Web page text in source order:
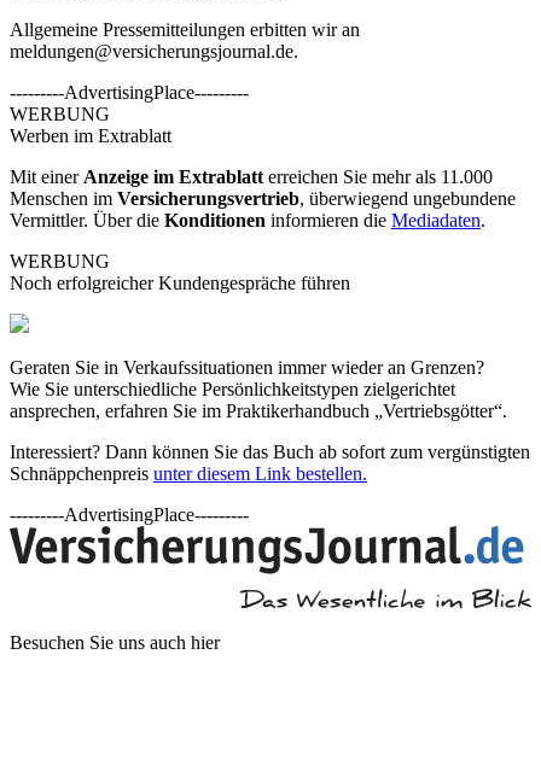
Allgemeine Pressemitteilungen erbitten wir an
meldungen@versicherungsjournal.de.
---------AdvertisingPlace---------
WERBUNG
Werben im Extrablatt
Mit einer Anzeige im Extrablatt erreichen Sie mehr als 11.000
Menschen im Versicherungsvertrieb, überwiegend ungebundene
Vermittler. Über die Konditionen informieren die Mediadaten.
WERBUNG
Noch erfolgreicher Kundengespräche führen
Geraten Sie in Verkaufssituationen immer wieder an Grenzen?
Wie Sie unterschiedliche Persönlichkeitstypen zielgerichtet
ansprechen, erfahren Sie im Praktikerhandbuch „Vertriebsgötter“.
Interessiert? Dann können Sie das Buch ab sofort zum vergünstigten
Schnäppchenpreis unter diesem Link bestellen.
---------AdvertisingPlace---------
Besuchen Sie uns auch hier